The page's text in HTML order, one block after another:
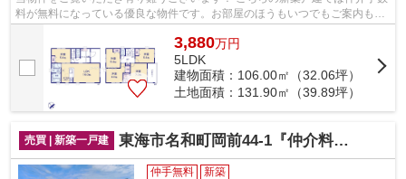
料が無料になっている優良な物件です。お部屋のほうもいつでもご案内もさ
せて頂きますのでお気軽にお問合せ下...
3,880万円
5LDK
建物面積：106.00㎡（32.06坪）
土地面積：131.90㎡（39.89坪）
売買 | 新築一戸建 東海市名和町岡前44-1『仲介料無料』新築戸建て
仲手無料 新築